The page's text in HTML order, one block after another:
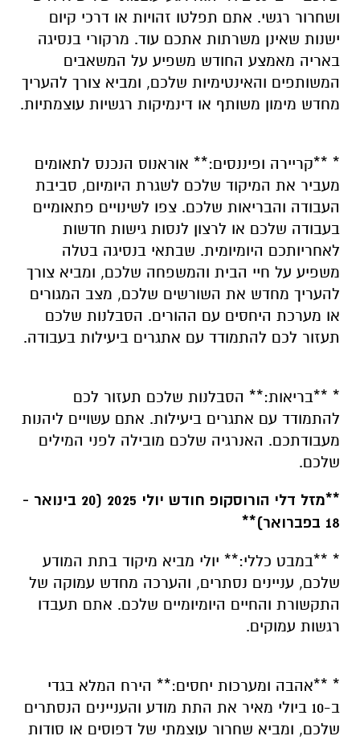
ושחרור רגשי. אתם תפלטו זהויות או דרכי קיום
ישנות שאינן משרתות אתכם עוד. מרקורי בנסיגה
באריה מאמצע החודש משפיע על המשאבים
המשותפים והאינטימיות שלכם, ומביא צורך להעריך
מחדש מימון משותף או דינמיקות רגשיות עוצמתיות.
* **קריירה ופיננסים:** אוראנוס הנכנס לתאומים
מעביר את המיקוד שלכם לשגרת היומיום, סביבת
העבודה והבריאות שלכם. צפו לשינויים פתאומיים
בעבודה שלכם או לרצון לנסות גישות חדשות
לאחריותכם היומיומית. שבתאי בנסיגה בטלה
משפיע על חיי הבית והמשפחה שלכם, ומביא צורך
להעריך מחדש את השורשים שלכם, מצב המגורים
או מערכת היחסים עם ההורים. הסבלנות שלכם
תעזור לכם להתמודד עם אתגרים ביעילות בעבודה.
* **בריאות:** הסבלנות שלכם תעזור לכם
להתמודד עם אתגרים ביעילות. אתם עשויים ליהנות
מעבודתכם. האנרגיה שלכם מובילה לפני המילים
שלכם.
**מזל דלי הורוסקופ חודש יולי 2025 (20 בינואר -
18 בפברואר)**
* **במבט כללי:** יולי מביא מיקוד בתת המודע
שלכם, עניינים נסתרים, והערכה מחדש עמוקה של
התקשורת והחיים היומיומיים שלכם. אתם תעבדו
רגשות עמוקים.
* **אהבה ומערכות יחסים:** הירח המלא בגדי
ב-10 ביולי מאיר את התת מודע והעניינים הנסתרים
שלכם, ומביא שחרור עוצמתי של דפוסים או סודות